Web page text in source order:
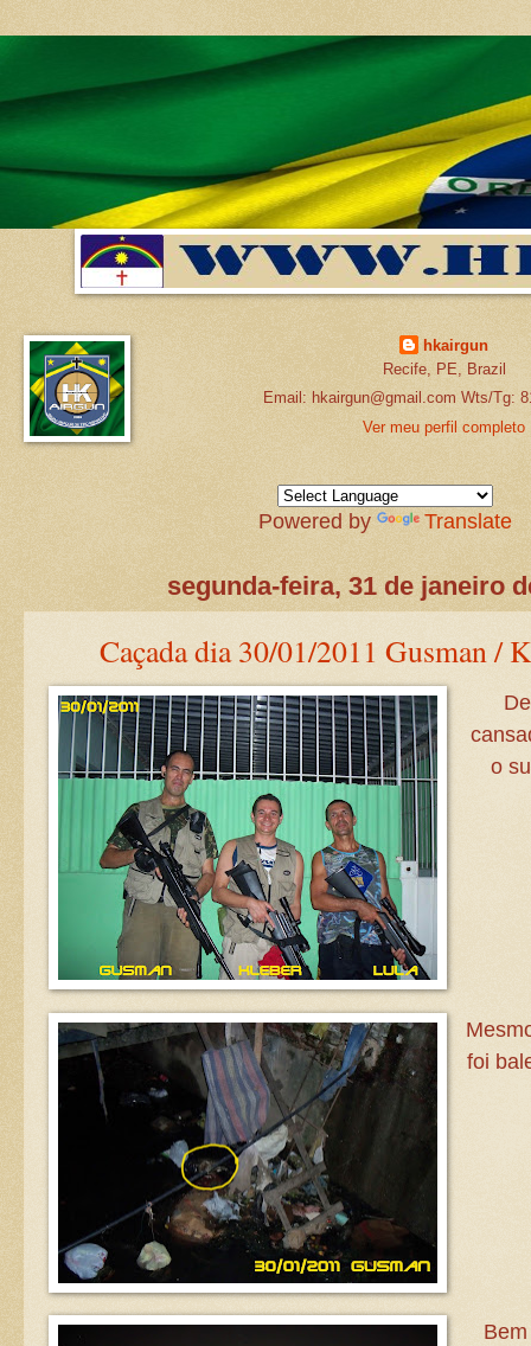
hkairgun
Recife, PE, Brazil
Email: hkairgun@gmail.com Wts/Tg:
Ver meu perfil completo
Powered by Translate
segunda-feira, 31 de janeiro
Caçada dia 30/01/2011 Gusman /
o
foi